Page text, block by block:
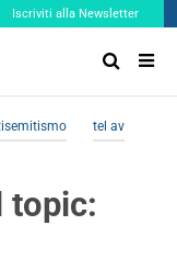
Iscriviti alla Newsletter
tel aviv
topic: